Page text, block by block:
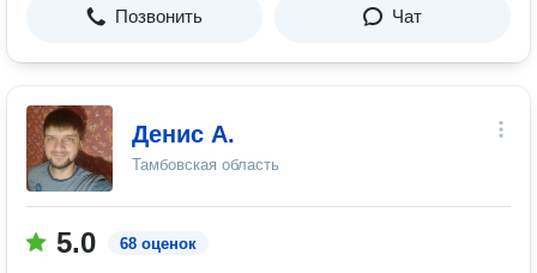
Позвонить Чат
Денис А.
Тамбовская область
5.0 68 оценок